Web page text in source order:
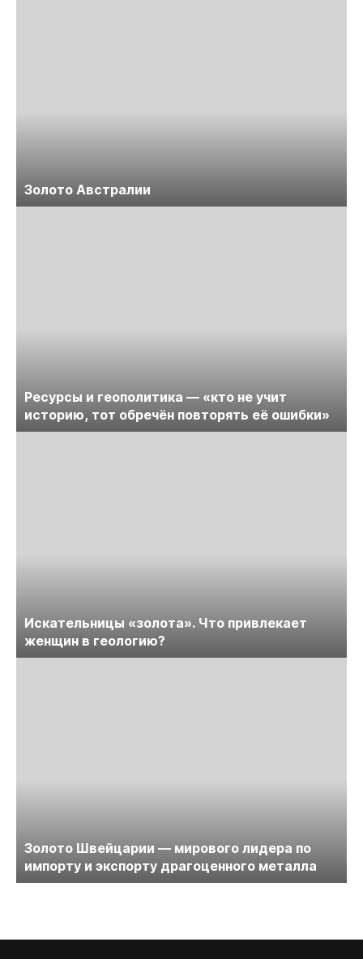
Золото Австралии
Ресурсы и геополитика — «кто не учит
историю, тот обречён повторять её ошибки»
Искательницы «золота». Что привлекает
женщин в геологию?
Золото Швейцарии — мирового лидера по
импорту и экспорту драгоценного металла